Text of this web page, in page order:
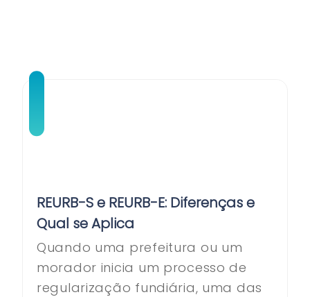
REURB-S e REURB-E: Diferenças e
Qual se Aplica
Quando uma prefeitura ou um
morador inicia um processo de
regularização fundiária, uma das